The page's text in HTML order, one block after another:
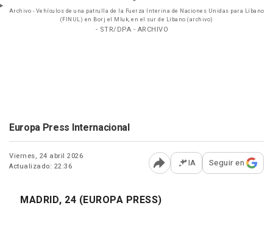
Archivo - Vehículos de una patrulla de la Fuerza Interina de Naciones Unidas para Líbano
(FINUL) en Borj el Mluk, en el sur de Líbano (archivo)
- STR/DPA - ARCHIVO
Europa Press Internacional
Viernes, 24 abril 2026
Actualizado: 22:36
Abrir opciones para
IA Seguir en
MADRID, 24 (EUROPA PRESS)